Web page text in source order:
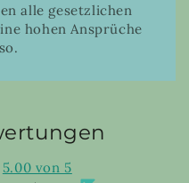
alle gesetzlichen
hohen Ansprüche
5.00 von 5